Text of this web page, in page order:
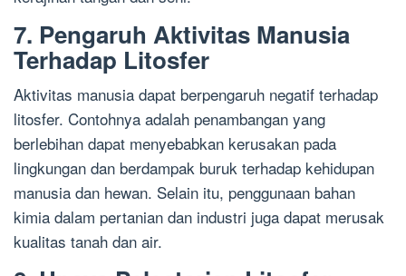
7. Pengaruh Aktivitas Manusia
Terhadap Litosfer
Aktivitas manusia dapat berpengaruh negatif terhadap
litosfer. Contohnya adalah penambangan yang
berlebihan dapat menyebabkan kerusakan pada
lingkungan dan berdampak buruk terhadap kehidupan
manusia dan hewan. Selain itu, penggunaan bahan
kimia dalam pertanian dan industri juga dapat merusak
kualitas tanah dan air.